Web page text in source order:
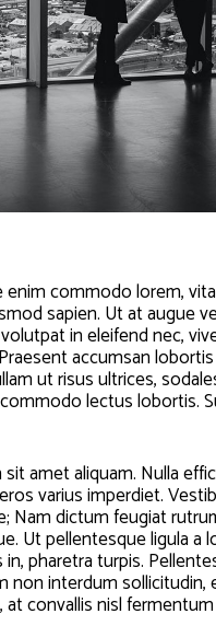
commodo lorem,
sapien. Ut at augue
in eleifend nec,
accumsan
ut risus ultrices,
lectus lobortis.
amet aliquam. Nulla
varius imperdiet.
Nam dictum feugiat
Ut pellentesque ligula a
pharetra turpis.
interdum sollicitudin,
convallis nisl